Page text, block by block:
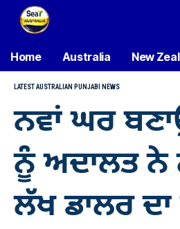
Home Australia New
LATEST AUSTRALIAN PUNJABI NEWS
ਨਵਾਂ ਘਰ
ਨੂੰ ਅਦਾਲਤ
ਲੱਖ ਡਾਲਰ ਦਾ